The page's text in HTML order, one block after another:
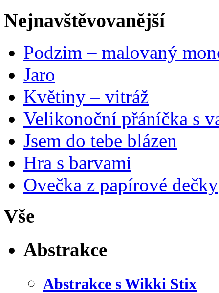
Nejnavštěvovanější
Podzim – malovaný
Jaro
Květiny – vitráž
Velikonoční přáníčka s
Jsem do tebe blázen
Hra s barvami
Ovečka z papírové dečky
Vše
Abstrakce
Abstrakce s Wikki Stix